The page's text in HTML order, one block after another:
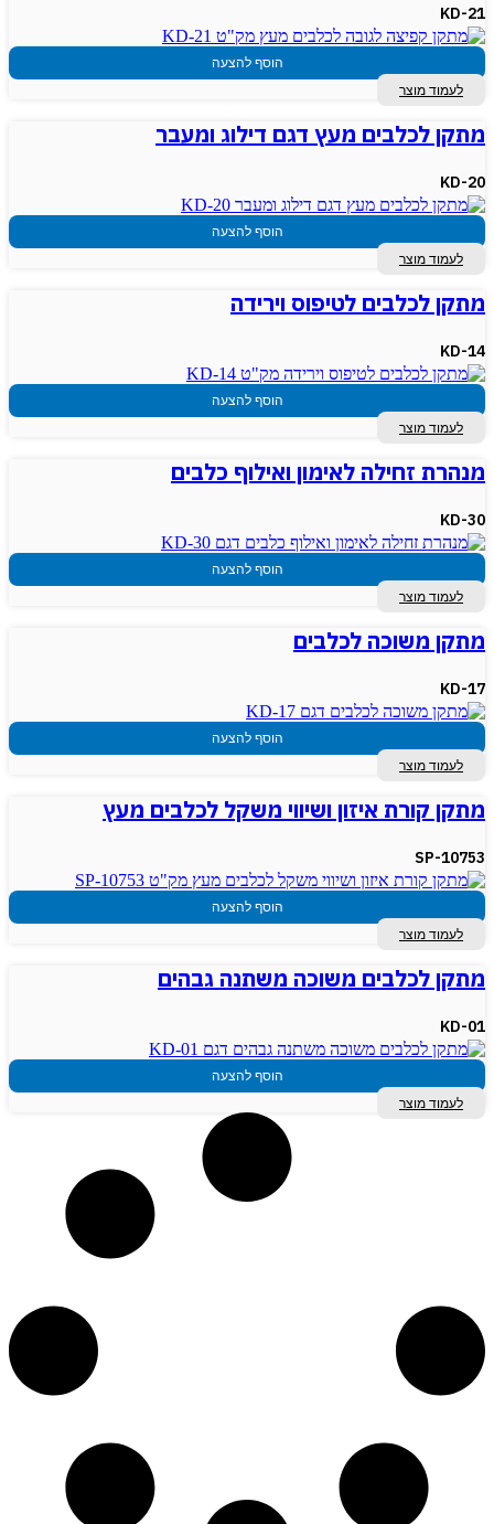
KD-21
הוסף להצעה
לעמוד מוצר
מתקן לכלבים מעץ דגם דילוג ומעבר
KD-20
הוסף להצעה
לעמוד מוצר
מתקן לכלבים לטיפוס וירידה
KD-14
הוסף להצעה
לעמוד מוצר
מנהרת זחילה לאימון ואילוף כלבים
KD-30
הוסף להצעה
לעמוד מוצר
מתקן משוכה לכלבים
KD-17
הוסף להצעה
לעמוד מוצר
מתקן קורת איזון ושיווי משקל לכלבים מעץ
SP-10753
הוסף להצעה
לעמוד מוצר
מתקן לכלבים משוכה משתנה גבהים
KD-01
הוסף להצעה
לעמוד מוצר